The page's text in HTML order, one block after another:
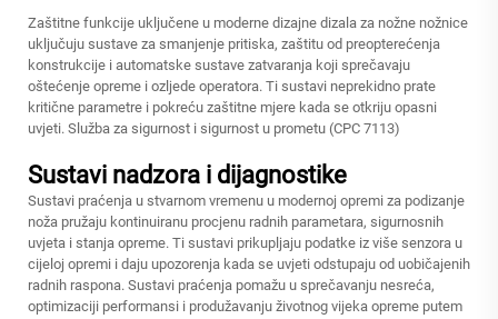
Zaštitne funkcije uključene u moderne dizajne dizala za nožne nožnice
uključuju sustave za smanjenje pritiska, zaštitu od preopterećenja
konstrukcije i automatske sustave zatvaranja koji sprečavaju
oštećenje opreme i ozljede operatora. Ti sustavi neprekidno prate
kritične parametre i pokreću zaštitne mjere kada se otkriju opasni
uvjeti. Služba za sigurnost i sigurnost u prometu (CPC 7113)
Sustavi nadzora i dijagnostike
Sustavi praćenja u stvarnom vremenu u modernoj opremi za podizanje
noža pružaju kontinuiranu procjenu radnih parametara, sigurnosnih
uvjeta i stanja opreme. Ti sustavi prikupljaju podatke iz više senzora u
cijeloj opremi i daju upozorenja kada se uvjeti odstupaju od uobičajenih
radnih raspona. Sustavi praćenja pomažu u sprečavanju nesreća,
optimizaciji performansi i produžavanju životnog vijeka opreme putem